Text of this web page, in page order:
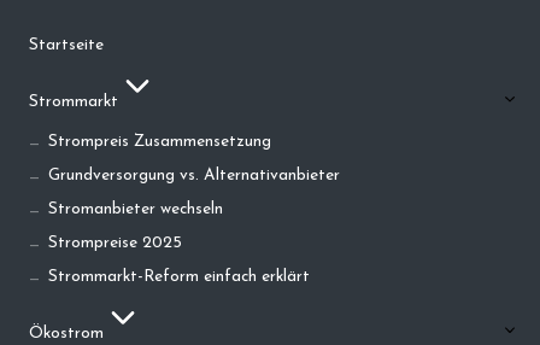
Startseite
Strommarkt
Strompreis Zusammensetzung
Grundversorgung vs. Alternativanbieter
Stromanbieter wechseln
Strompreise 2025
Strommarkt-Reform einfach erklärt
Ökostrom